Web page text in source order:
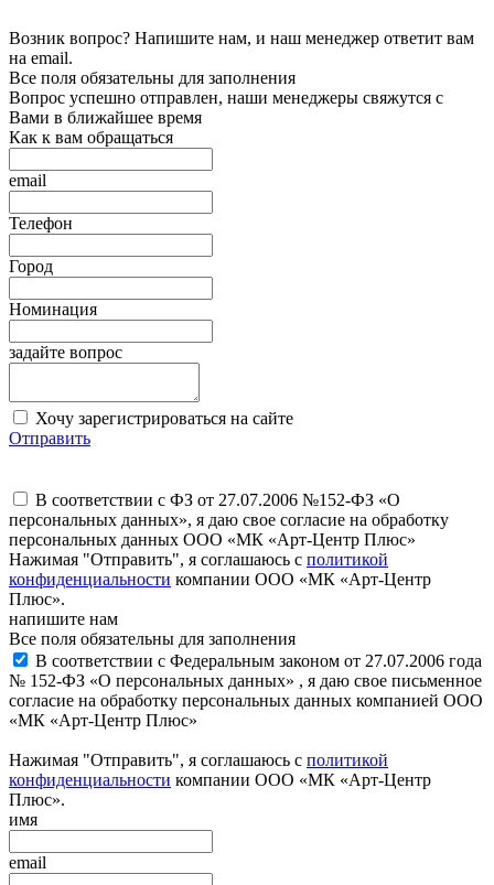
Возник вопрос? Напишите нам, и наш менеджер ответит вам
на email.
Все поля обязательны для заполнения
Вопрос успешно отправлен, наши менеджеры свяжутся с
Вами в ближайшее время
Как к вам обращаться
email
Телефон
Город
Номинация
задайте вопрос
Хочу зарегистрироваться на сайте
Отправить
В соответствии с ФЗ от 27.07.2006 №152-ФЗ «О
персональных данных», я даю свое согласие на обработку
персональных данных ООО «МК «Арт-Центр Плюс»
Нажимая "Отправить", я соглашаюсь с политикой
конфиденциальности компании ООО «МК «Арт-Центр
Плюс».
напишите нам
Все поля обязательны для заполнения
В соответствии с Федеральным законом от 27.07.2006 года
№ 152-ФЗ «О персональных данных» , я даю свое письменное
согласие на обработку персональных данных компанией ООО
«МК «Арт-Центр Плюс»
Нажимая "Отправить", я соглашаюсь с политикой
конфиденциальности компании ООО «МК «Арт-Центр
Плюс».
имя
email